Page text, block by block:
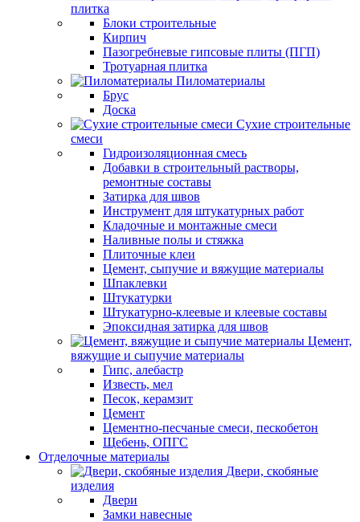
плитка
Блоки строительные
Кирпич
Пазогребневые гипсовые плиты (ПГП)
Тротуарная плитка
Пиломатериалы
Брус
Доска
Сухие строительные
смеси
Гидроизоляционная смесь
Добавки в строительный растворы,
ремонтные составы
Затирка для швов
Инструмент для штукатурных работ
Кладочные и монтажные смеси
Наливные полы и стяжка
Плиточные клеи
Цемент, сыпучие и вяжущие материалы
Шпаклевки
Штукатурки
Штукатурно-клеевые и клеевые составы
Эпоксидная затирка для швов
Цемент,
вяжущие и сыпучие материалы
Гипс, алебастр
Известь, мел
Песок, керамзит
Цемент
Цементно-песчаные смеси, пескобетон
Щебень, ОПГС
Отделочные материалы
Двери, скобяные
изделия
Двери
Замки навесные